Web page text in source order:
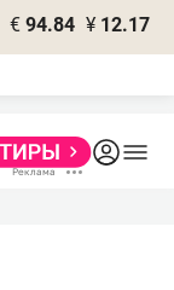
€ 94.84 ¥ 12.17